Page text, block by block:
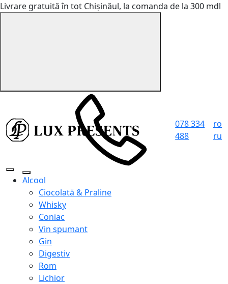
Livrare gratuită în tot Chișinăul, la comanda de la 300 mdl
078 334
488
ro
ru
Alcool
Ciocolată & Praline
Whisky
Coniac
Vin spumant
Gin
Digestiv
Rom
Lichior